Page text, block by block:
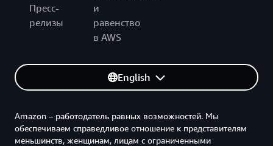
Пресс-
релизы
и
равенство
в AWS
English
Amazon – работодатель равных возможностей. Мы
обеспечиваем справедливое отношение к представителям
меньшинств, женщинам, лицам с ограниченными